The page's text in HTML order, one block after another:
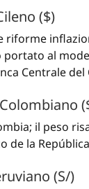
($)
riforme
portato al
Centrale del
il peso
de la
(S/)